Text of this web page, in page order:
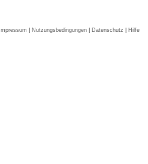
| Nutzungsbedingungen | Datenschutz | Hilfe